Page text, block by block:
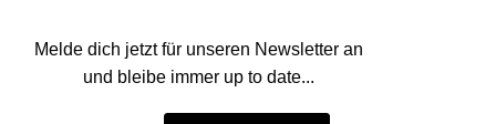
Melde dich jetzt für unseren Newsletter an
und bleibe immer up to date...